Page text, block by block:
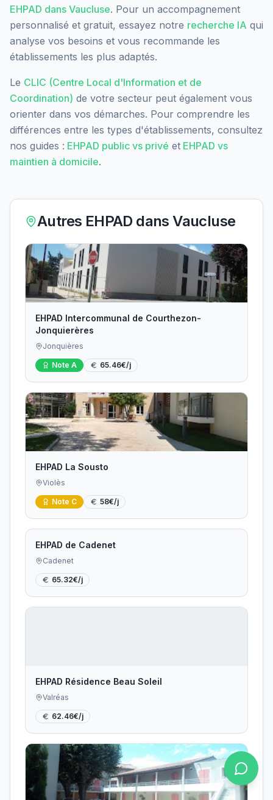
EHPAD dans Vaucluse. Pour un accompagnement
personnalisé et gratuit, essayez notre recherche IA qui
analyse vos besoins et vous recommande les
établissements les plus adaptés.
Le CLIC (Centre Local d'Information et de
Coordination) de votre secteur peut également vous
orienter dans vos démarches. Pour comprendre les
différences entre les types d'établissements, consultez
nos guides : EHPAD public vs privé et EHPAD vs
maintien à domicile.
Autres EHPAD dansVaucluse
EHPAD Intercommunal de Courthezon-
Jonquierères
Jonquières
Note A 65.46€/j
EHPAD La Sousto
Violès
Note C 58€/j
EHPAD de Cadenet
Cadenet
65.32€/j
EHPAD Résidence Beau Soleil
Valréas
62.46€/j